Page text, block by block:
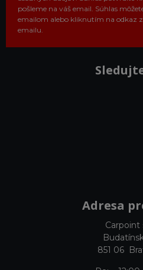
pošleme na váš email. Súhlas
emailom alebo kliknutím na odkaz
emailu.
Adresa
Carpoint
851 06